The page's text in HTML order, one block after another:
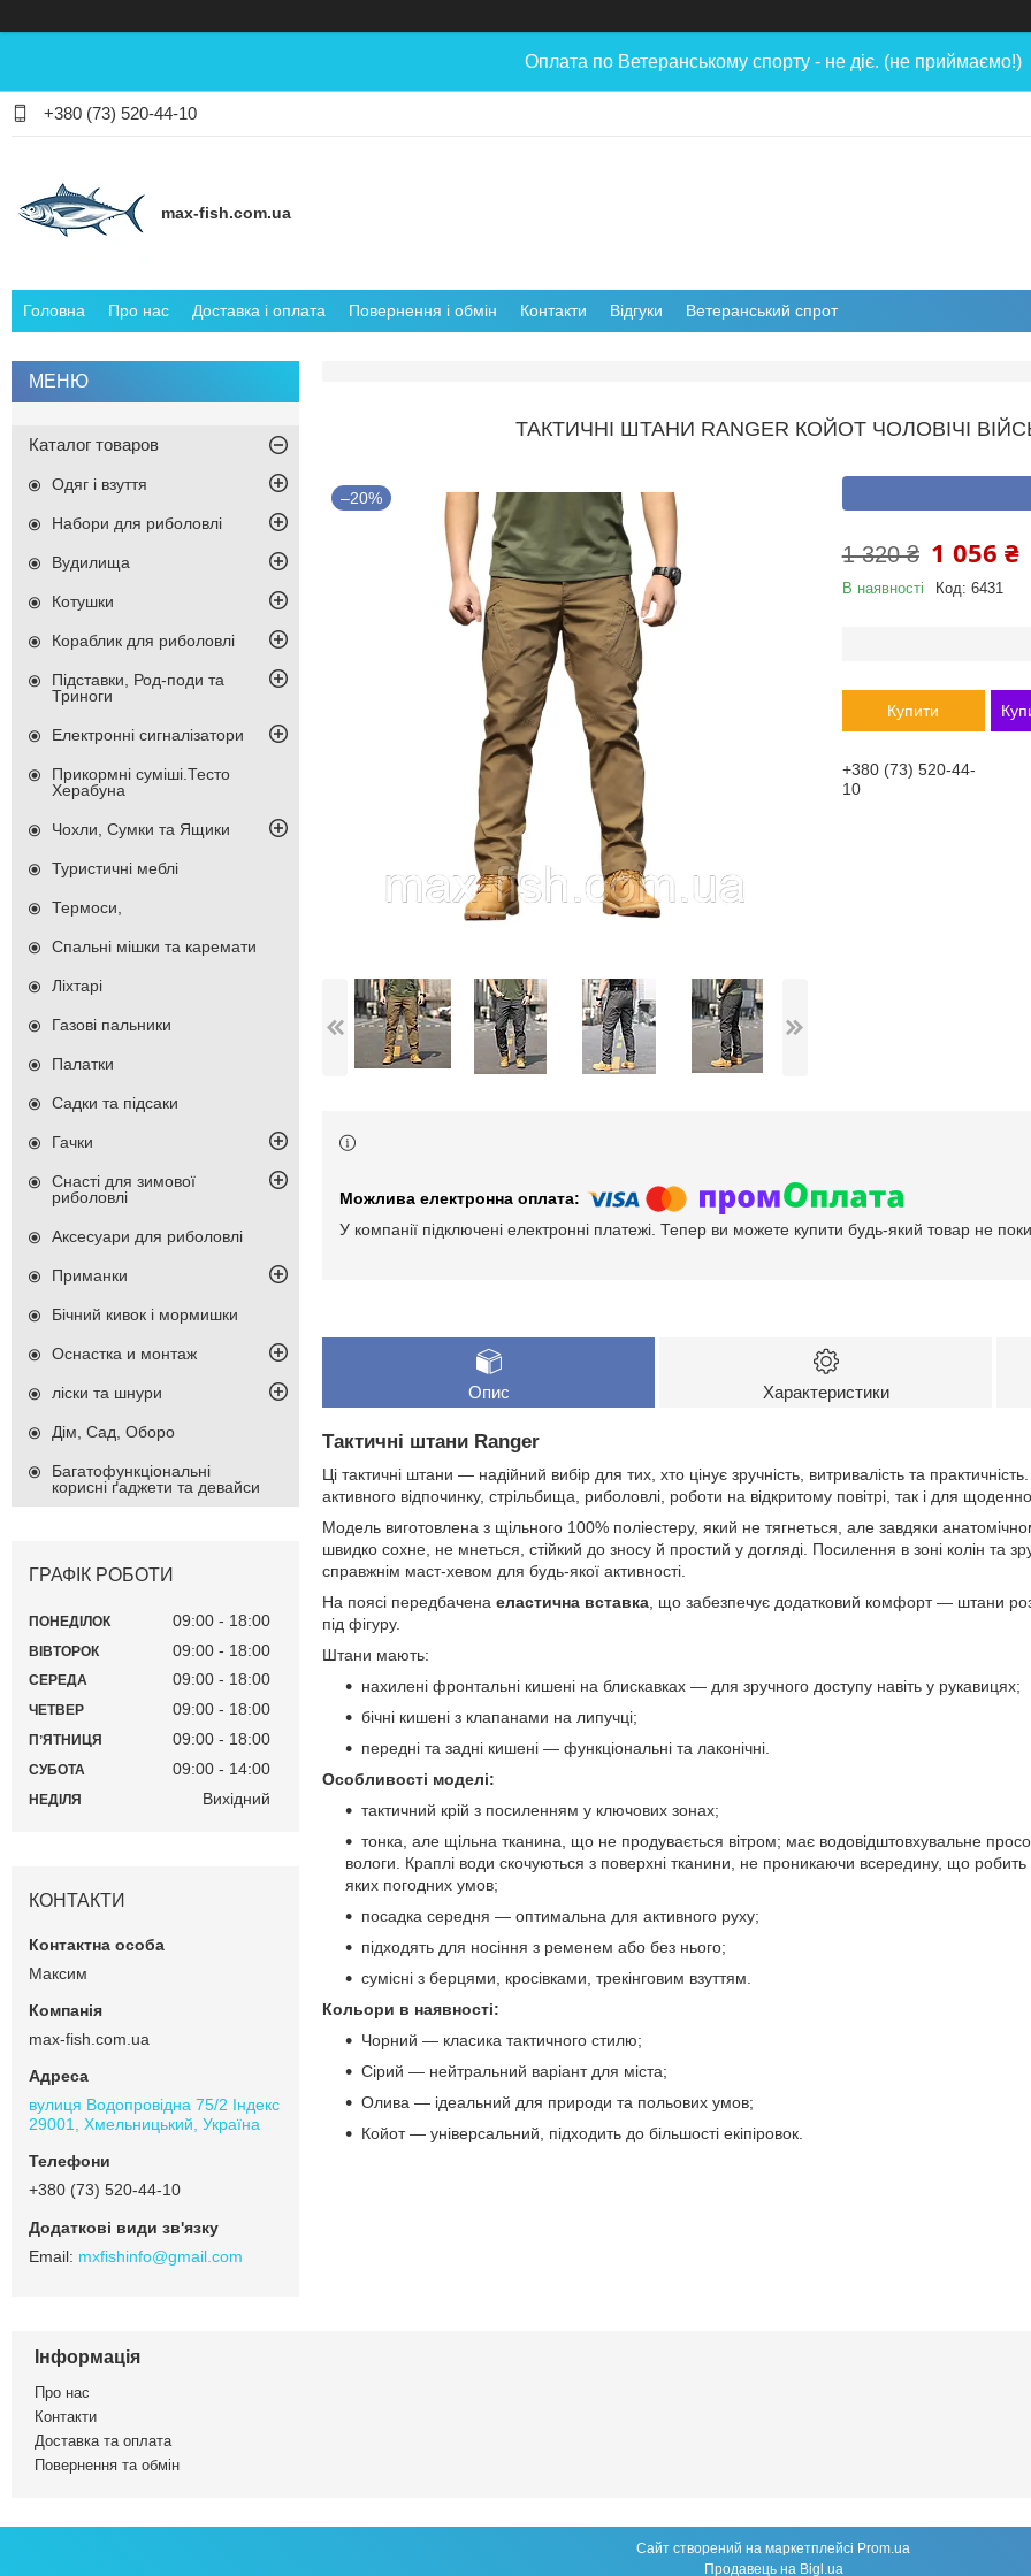
Оплата по Ветеранському спорту - не діє. (не приймаємо!)
+380 (73) 520-44-10
max-fish.com.ua
Головна Про нас Доставка і оплата Повернення і обмін Контакти Відгуки Ветеранський спрот
ТАКТИЧНІ ШТАНИ RANGER КОЙОТ ЧОЛОВІЧІ
–20%
1 320 ₴ 1 056 ₴
В наявності Код: 6431
Купити
+380 (73) 520-44-
10
У компанії підключені електронні платежі. Тепер ви можете купити будь-який товар не
Опис Характеристики
Тактичні штани Ranger
Ці тактичні штани — надійний вибір для тих, хто цінує зручність, витривалість та
активного відпочинку, стрільбища, риболовлі, роботи на відкритому повітрі, так і для
Модель виготовлена з щільного 100% поліестеру, який не тягнеться, але завдяки
швидко сохне, не мнеться, стійкий до зносу й простий у догляді. Посилення в зоні колін та
справжнім маст-хевом для будь-якої активності.
На поясі передбачена еластична вставка , що забезпечує додатковий комфорт — штани
під фігуру.
Штани мають:
нахилені фронтальні кишені на блискавках — для зручного доступу навіть у рукавицях;
бічні кишені з клапанами на липучці;
передні та задні кишені — функціональні та лаконічні.
Особливості моделі:
тактичний крій з посиленням у ключових зонах;
тонка, але щільна тканина, що не продувається вітром; має водовідштовхувальне
вологи. Краплі води скочуються з поверхні тканини, не проникаючи всередину, що
яких погодних умов;
посадка середня — оптимальна для активного руху;
підходять для носіння з ременем або без нього;
сумісні з берцями, кросівками, трекінговим взуттям.
Кольори в наявності:
Чорний — класика тактичного стилю;
Сірий — нейтральний варіант для міста;
Олива — ідеальний для природи та польових умов;
Койот — універсальний, підходить до більшості екіпіровок.
Каталог товаров
Одяг і взуття
Набори для риболовлі
Вудилища
Котушки
Кораблик для риболовлі
Підставки, Род-поди та
Триноги
Електронні сигналізатори
Прикормні суміші.Тесто
Херабуна
Чохли, Сумки та Ящики
Туристичні меблі
Термоси,
Спальні мішки та каремати
Ліхтарі
Газові пальники
Палатки
Садки та підсаки
Гачки
Снасті для зимової
риболовлі
Аксесуари для риболовлі
Приманки
Бічний кивок і мормишки
Оснастка и монтаж
ліски та шнури
Дім, Сад, Оборо
Багатофункціональні
корисні ґаджети та девайси
ГРАФІК РОБОТИ
ПОНЕДІЛОК 09:00 18:00
ВІВТОРОК 09:00 18:00
СЕРЕДА 09:00 18:00
ЧЕТВЕР 09:00 18:00
ПʼЯТНИЦЯ 09:00 18:00
СУБОТА 09:00 14:00
НЕДІЛЯ Вихідний
КОНТАКТИ
Максим
max-fish.com.ua
вулиця Водопровідна 75/2 Індекс
29001, Хмельницький, Україна
+380 (73) 520-44-10
mxfishinfo@gmail.com
Інформація
Про нас
Контакти
Доставка та оплата
Повернення та обмін
Сайт створений на маркетплейсі Prom.ua
Продавець на Bigl.ua